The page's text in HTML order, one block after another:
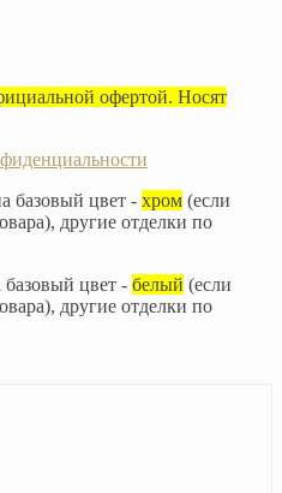
офертой. Носят
базовый цвет - хром (если
другие отделки по
цвет - белый (если
другие отделки по